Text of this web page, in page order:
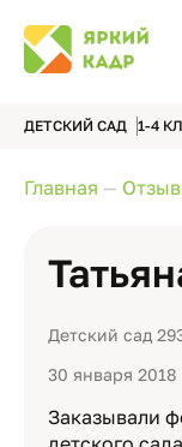
ДЕТСКИЙ САД 1-4
Главная —
Детский сад
30 января 2018
Заказывали